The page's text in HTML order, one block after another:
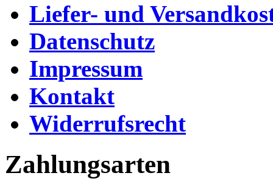
Liefer- und
Datenschutz
Impressum
Kontakt
Widerrufsrecht
Zahlungsarten